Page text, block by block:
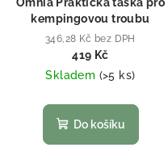
kempingovou troubu
346,28 Kč bez DPH
419 Kč
Skladem (>5 ks)
Do košíku